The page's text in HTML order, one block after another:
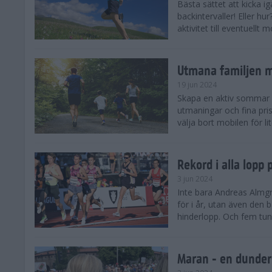
Bästa sättet att kicka
backintervaller! Eller
aktivitet till eventuellt
Utmana familjen
19 jun 2024
Skapa en aktiv
utmaningar och fina
välja bort mobilen för
Rekord i alla lopp
3 jun 2024
Inte bara Andreas
för i år, utan även den
hinderlopp. Och fem
Maran - en